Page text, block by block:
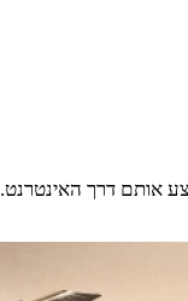
אותם דרך האינטרנט.